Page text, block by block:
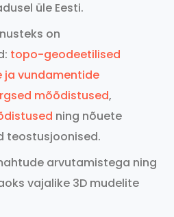
üle Eesti.
on
topo-geodeetilised
ja vundamentide
mõõdistused,
ning nõuete
teostusjoonised.
arvutamistega ning
vajalike 3D mudelite